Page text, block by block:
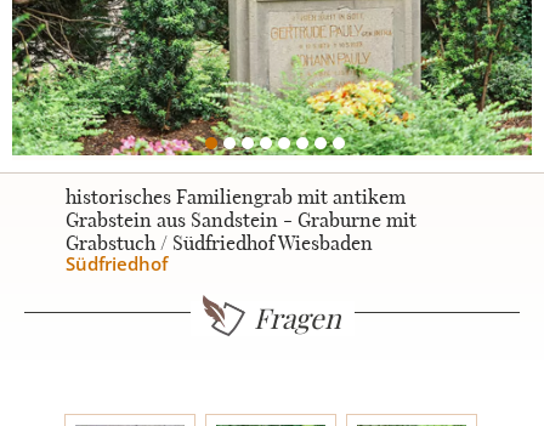
STILE
Klassisch
Romantisch
Modern
historisches Familiengrab mit antikem
Grabstein aus Sandstein - Graburne mit
Grabstuch / Südfriedhof Wiesbaden
Südfriedhof
Fragen